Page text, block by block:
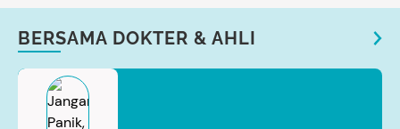
BERSAMA DOKTER & AHLI